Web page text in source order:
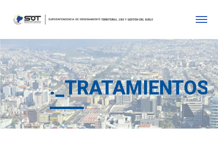
._TRATAMIENTOS